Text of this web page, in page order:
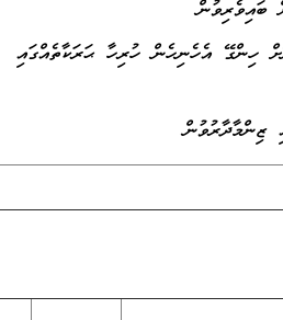
ހިންގޭ އެހެނިހެން ހުރިހާ ޙަރަކާތެއްގައި